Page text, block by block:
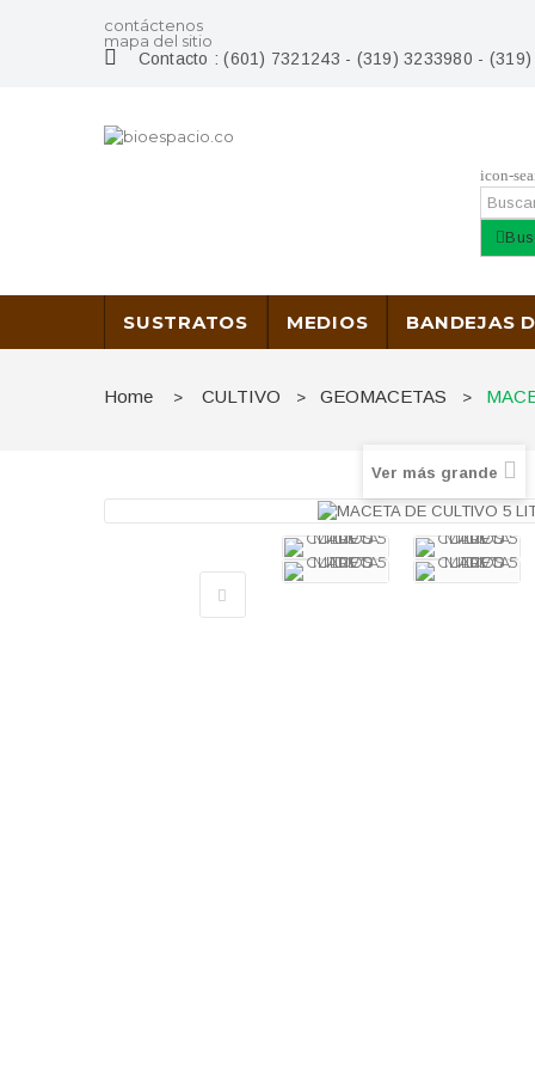
contáctenos
mapa del sitio
Contacto :(601) 7321243 - (319) 3233980 -
icon-
SUSTRATOS MEDIOS BANDEJAS
Home > CULTIVO > GEOMACETAS >
Ver más grande